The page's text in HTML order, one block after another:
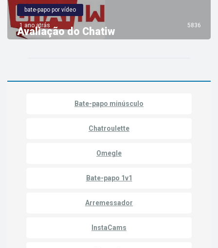
bate-papo por vídeo
Avaliação do Chatiw
1 ano atrás 5836
Bate-papo minúsculo
Chatroulette
Omegle
Bate-papo 1v1
Arremessador
InstaCams